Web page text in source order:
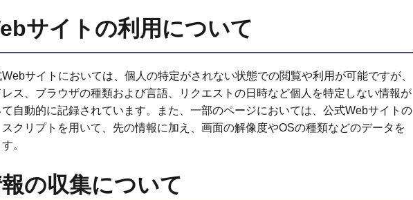
サイトの利用について
サイトにおいては、個人の特定がされない状態での閲覧や利用が可能ですが、
ス、ブラウザの種類および言語、リクエストの日時など個人を特定しない情報が
自動的に記録されています。また、一部のページにおいては、公式Webサイトの
クリプトを用いて、先の情報に加え、画面の解像度やOSの種類などのデータを
。
の収集について